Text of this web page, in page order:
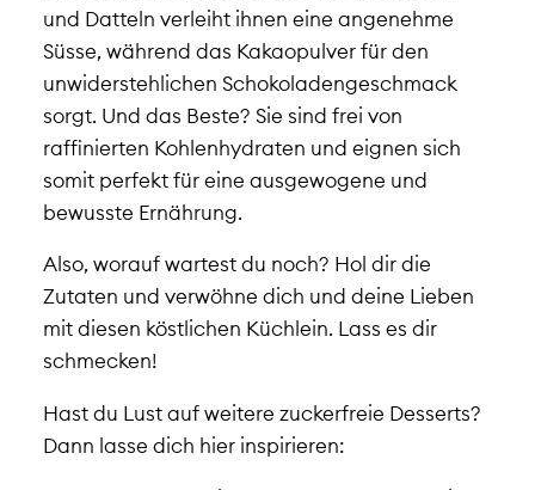
und Datteln verleiht ihnen eine angenehme
Süsse, während das Kakaopulver für den
unwiderstehlichen Schokoladengeschmack
sorgt. Und das Beste? Sie sind frei von
raffinierten Kohlenhydraten und eignen sich
somit perfekt für eine ausgewogene und
bewusste Ernährung.
Also, worauf wartest du noch? Hol dir die
Zutaten und verwöhne dich und deine Lieben
mit diesen köstlichen Küchlein. Lass es dir
schmecken!
Hast du Lust auf weitere zuckerfreie Desserts?
Dann lasse dich hier inspirieren: